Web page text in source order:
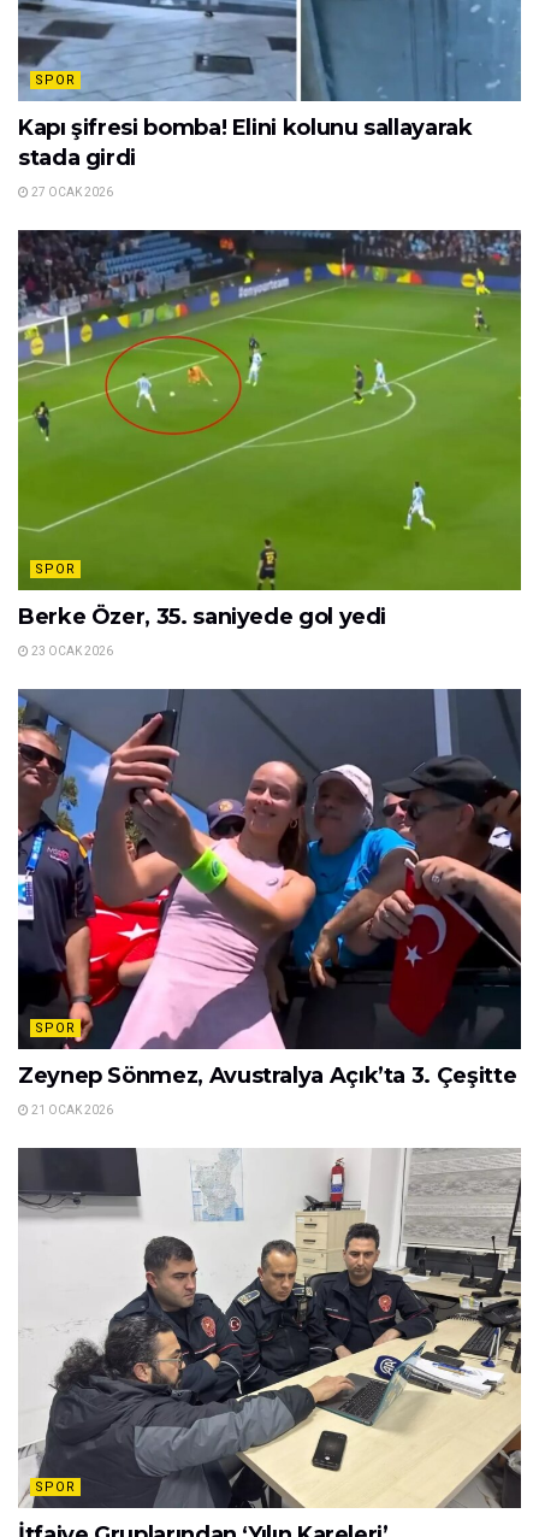
SPOR
Kapı şifresi bomba! Elini kolunu sallayarak
stada girdi
27 OCAK 2026
SPOR
Berke Özer, 35. saniyede gol yedi
23 OCAK 2026
SPOR
Zeynep Sönmez, Avustralya Açık’ta 3. Çeşitte
21 OCAK 2026
SPOR